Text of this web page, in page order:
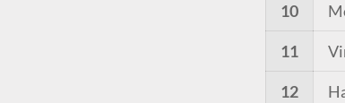
10
11
12